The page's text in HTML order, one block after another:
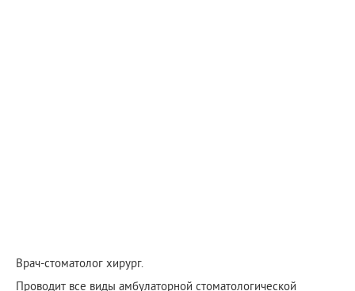
Врач-стоматолог хирург.
Проводит все виды амбулаторной стоматологической